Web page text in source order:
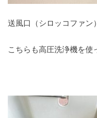
送風口（シロッコファン
こちらも高圧洗浄機を使